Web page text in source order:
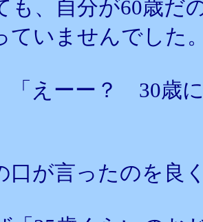
も、自分が60歳だ
ていませんでした
「えーー？ 30歳
口が言ったのを良